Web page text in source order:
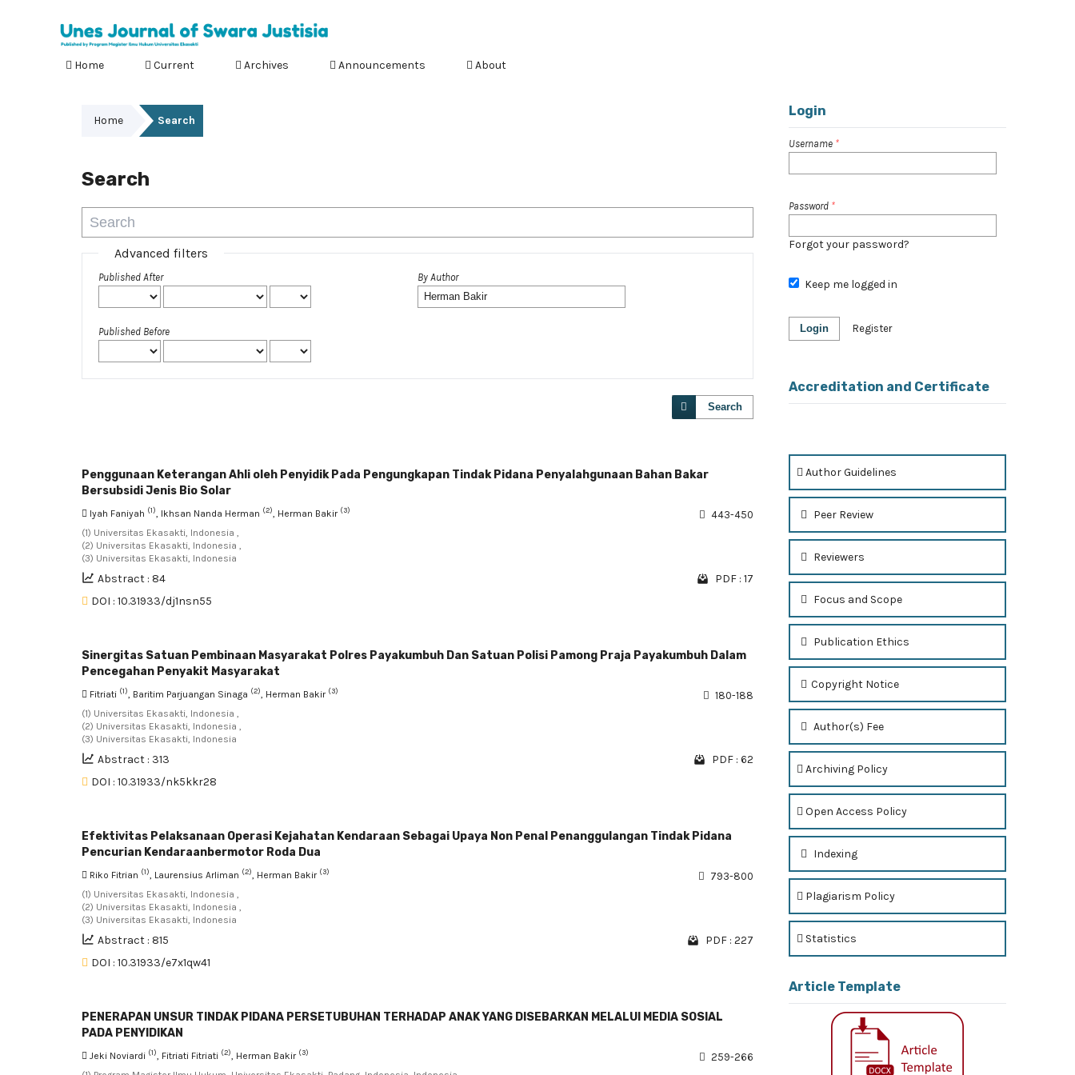
Home Current Archives Announcements About
Home Search
Search
Advanced filters
Published After
Published Before
By Author
Search
Penggunaan Keterangan Ahli oleh Penyidik Pada Pengungkapan Tindak Pidana Penyalahgunaan Bahan Bakar
Bersubsidi Jenis Bio Solar
Iyah Faniyah (1), Ikhsan Nanda Herman (2), Herman Bakir (3)
(1) Universitas Ekasakti, Indonesia ,
(2) Universitas Ekasakti, Indonesia ,
(3) Universitas Ekasakti, Indonesia
443-450
Abstract : 84
PDF : 17
DOI : 10.31933/dj1nsn55
Sinergitas Satuan Pembinaan Masyarakat Polres Payakumbuh Dan Satuan Polisi Pamong Praja Payakumbuh Dalam
Pencegahan Penyakit Masyarakat
Fitriati (1), Baritim Parjuangan Sinaga (2), Herman Bakir (3)
(1) Universitas Ekasakti, Indonesia ,
(2) Universitas Ekasakti, Indonesia ,
(3) Universitas Ekasakti, Indonesia
180-188
Abstract : 313
PDF : 62
DOI : 10.31933/nk5kkr28
Efektivitas Pelaksanaan Operasi Kejahatan Kendaraan Sebagai Upaya Non Penal Penanggulangan Tindak Pidana
Pencurian Kendaraanbermotor Roda Dua
Riko Fitrian (1), Laurensius Arliman (2), Herman Bakir (3)
(1) Universitas Ekasakti, Indonesia ,
(2) Universitas Ekasakti, Indonesia ,
(3) Universitas Ekasakti, Indonesia
793-800
Abstract : 815
PDF : 227
DOI : 10.31933/e7x1qw41
PENERAPAN UNSUR TINDAK PIDANA PERSETUBUHAN TERHADAP ANAK YANG DISEBARKAN MELALUI MEDIA SOSIAL
PADA PENYIDIKAN
Jeki Noviardi (1), Fitriati Fitriati (2), Herman Bakir (3) 259-266
Login
Username *
Password *
Forgot your password?
Keep me logged in
Login Register
Accreditation and Certificate
Author Guidelines
Peer Review
Reviewers
Focus and Scope
Publication Ethics
Copyright Notice
Author(s) Fee
Archiving Policy
Open Access Policy
Indexing
Plagiarism Policy
Statistics
Article Template